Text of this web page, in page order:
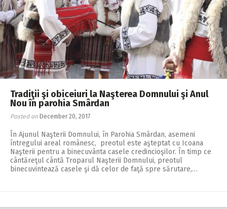
Tradiţii şi obiceiuri la Naşterea Domnului şi Anul
Nou în parohia Smârdan
Posted on December 20, 2017
În Ajunul Naşterii Domnului, în Parohia Smârdan, asemeni
întregului areal românesc, preotul este aşteptat cu Icoana
Naşterii pentru a binecuvânta casele credincioşilor. În timp ce
cântăreţul cântă Troparul Naşterii Domnului, preotul
binecuvintează casele şi dă celor de faţă spre sărutare,…